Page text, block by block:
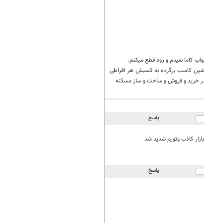
کاما نمیدم و زود قطع میکنم.
کاسب برگرده به کسبش هر افراطی
در خرید و فروش و ساخت و ساز مسکنه
پاسخ
کاذب وتورم شدید شد
پاسخ